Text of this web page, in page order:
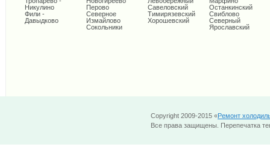
Никулино
Фили -
Давыдково
Перово
Северное
Измайлово
Сокольники
Савеловский
Тимирязевский
Хорошевский
Останкинский
Свиблово
Северный
Ярославский
Copyright 2009-2015 «Ремонт
Все права защищены. Перепечатка